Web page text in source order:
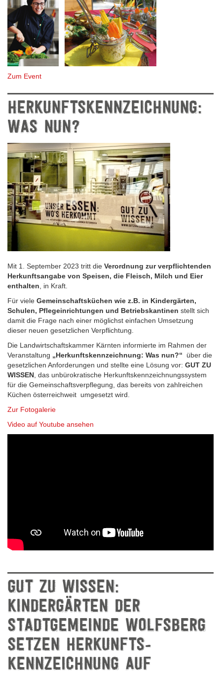
Zum Event
HERKUNFTSKENNZEICHNUNG:
WAS NUN?
Mit 1. September 2023 tritt die Verordnung zur verpflichtenden
Herkunftsangabe von Speisen, die Fleisch, Milch und Eier
enthalten, in Kraft.
Für viele Gemeinschaftsküchen wie z.B. in Kindergärten,
Schulen, Pflegeinrichtungen und Betriebskantinen stellt sich
damit die Frage nach einer möglichst einfachen Umsetzung
dieser neuen gesetzlichen Verpflichtung.
Die Landwirtschaftskammer Kärnten informierte im Rahmen der
Veranstaltung „Herkunftskennzeichnung: Was nun?“ über die
gesetzlichen Anforderungen und stellte eine Lösung vor: GUT ZU
WISSEN, das unbürokratische Herkunftskennzeichnungssystem
für die Gemeinschaftsverpflegung, das bereits von zahlreichen
Küchen österreichweit umgesetzt wird.
Zur Fotogalerie
Video auf Youtube ansehen
GUT ZU WISSEN:
KINDERGÄRTEN DER
STADTGEMEINDE WOLFSBERG
SETZEN HERKUNFTS-
KENNZEICHNUNG AUF